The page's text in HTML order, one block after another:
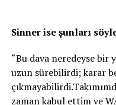
Sinner ise şunları
“Bu dava neredeyse bir
uzun sürebilirdi; karar
zaman kabul ettim ve